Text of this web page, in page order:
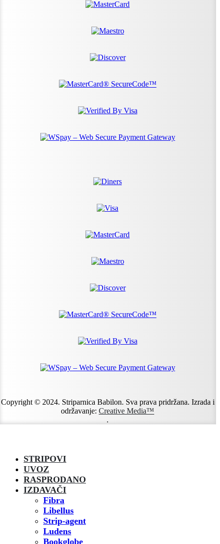
Copyright © 2024. Striparnica Babilon. Sva prava pridržana. Izrada i
održavanje: Creative Media™
.
STRIPOVI
UVOZ
RASPRODANO
IZDAVAČI
Fibra
Libellus
Strip-agent
Ludens
Bookglobe